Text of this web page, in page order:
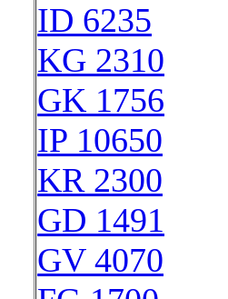
ID 6235
KG 2310
GK 1756
IP 10650
KR 2300
GD 1491
GV 4070